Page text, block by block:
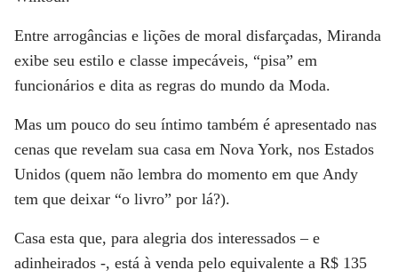
Entre arrogâncias e lições de moral disfarçadas, Miranda
exibe seu estilo e classe impecáveis, “pisa” em
funcionários e dita as regras do mundo da Moda.
Mas um pouco do seu íntimo também é apresentado nas
cenas que revelam sua casa em Nova York, nos Estados
Unidos (quem não lembra do momento em que Andy
tem que deixar “o livro” por lá?).
Casa esta que, para alegria dos interessados – e
adinheirados -, está à venda pelo equivalente a R$ 135